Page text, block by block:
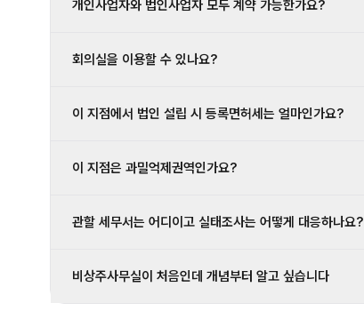
개인사업자와 법인사업자 모두 계약 가능한가요?
회의실을 이용할 수 있나요?
이 지점에서 법인 설립 시 등록면허세는 얼마인가요?
이 지점은 과밀억제권역인가요?
관할 세무서는 어디이고 실태조사는 어떻게 대응하나요?
비상주사무실이 처음인데 개념부터 알고 싶습니다